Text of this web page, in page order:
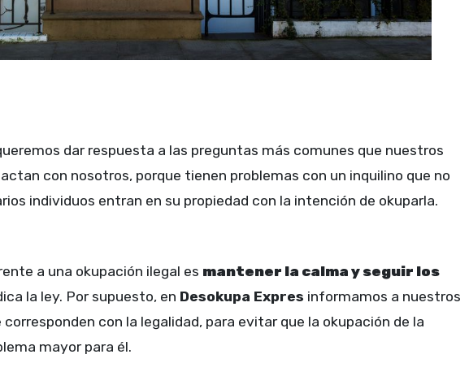
dar respuesta a las preguntas más comunes que nuestros
con nosotros, porque tienen problemas con un inquilino que no
individuos entran en su propiedad con la intención de okuparla.
a una okupación ilegal es mantener la calma y seguir los
la ley. Por supuesto, en Desokupa Expres informamos a nuestros
con la legalidad, para evitar que la okupación de la
mayor para él.